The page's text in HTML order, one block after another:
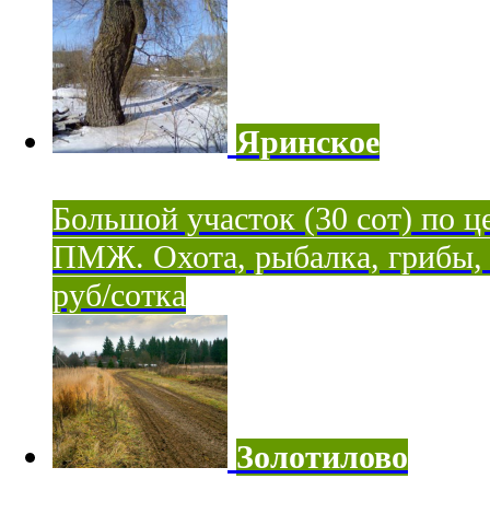
Яринское
Большой участок (30 сот) по
ПМЖ. Охота, рыбалка, грибы,
руб/сотка
Золотилово